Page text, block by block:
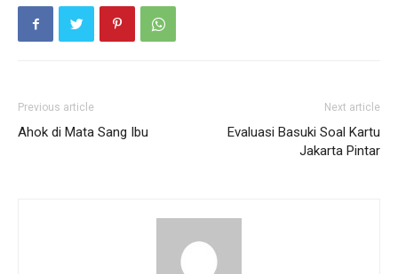
Previous article
Ahok di Mata Sang Ibu
Next article
Evaluasi Basuki Soal Kartu
Jakarta Pintar